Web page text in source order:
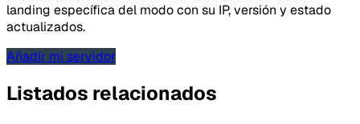
landing específica del modo con su IP, versión y estado
actualizados.
Añadir mi servidor
Listados relacionados